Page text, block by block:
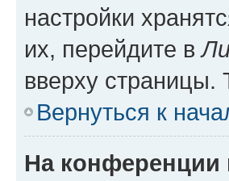
настройки
их, перейдите в
вверху страницы.
Вернуться к
На конференции